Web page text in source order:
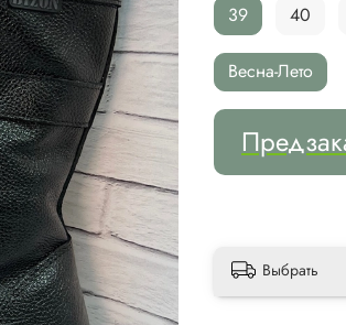
39 40
Весна-Лето
Выбрать